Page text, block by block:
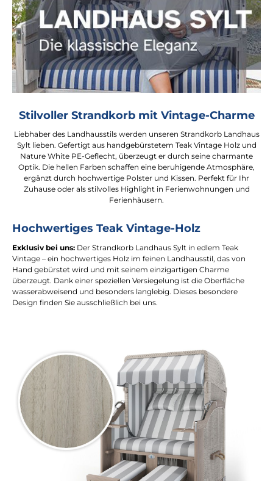
Stilvoller Strandkorb mit Vintage-Charme
Liebhaber des Landhausstils werden unseren Strandkorb Landhaus
Sylt lieben. Gefertigt aus handgebürstetem Teak Vintage Holz und
Nature White PE-Geflecht, überzeugt er durch seine charmante
Optik. Die hellen Farben schaffen eine beruhigende Atmosphäre,
ergänzt durch hochwertige Polster und Kissen. Perfekt für Ihr
Zuhause oder als stilvolles Highlight in Ferienwohnungen und
Ferienhäusern.
Hochwertiges Teak Vintage-Holz
Exklusiv bei uns: Der Strandkorb Landhaus Sylt in edlem Teak
Vintage – ein hochwertiges Holz im feinen Landhausstil, das von
Hand gebürstet wird und mit seinem einzigartigen Charme
überzeugt. Dank einer speziellen Versiegelung ist die Oberfläche
wasserabweisend und besonders langlebig. Dieses besondere
Design finden Sie ausschließlich bei uns.